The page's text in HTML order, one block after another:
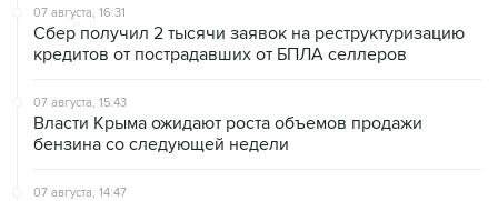
07 августа, 16:31
Сбер получил 2 тысячи заявок на реструктуризацию
кредитов от пострадавших от БПЛА селлеров
07 августа, 15:43
Власти Крыма ожидают роста объемов продажи
бензина со следующей недели
07 августа, 14:47